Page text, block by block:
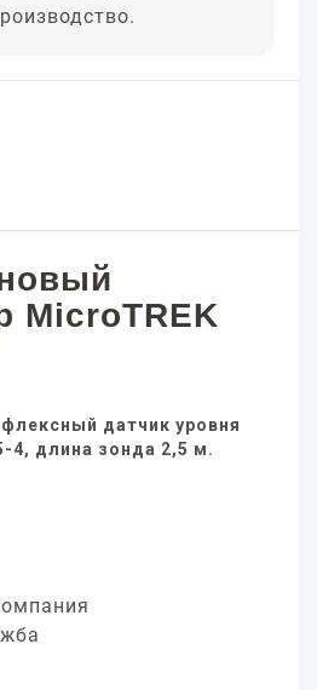
MicroTREK
датчик уровня
4, длина зонда 2,5 м.